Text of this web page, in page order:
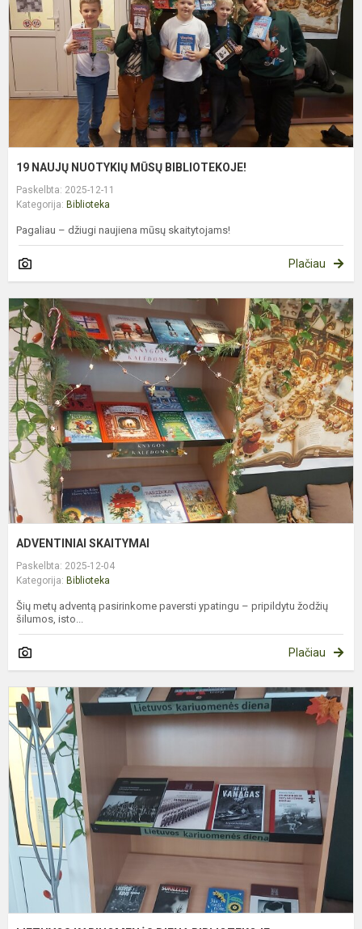
19 NAUJŲ NUOTYKIŲ MŪSŲ BIBLIOTEKOJE!
Paskelbta: 2025-12-11
Kategorija: Biblioteka
Pagaliau – džiugi naujiena mūsų skaitytojams!
Plačiau
ADVENTINIAI SKAITYMAI
Paskelbta: 2025-12-04
Kategorija: Biblioteka
Šių metų adventą pasirinkome paversti ypatingu – pripildytu žodžių
šilumos, isto...
Plačiau